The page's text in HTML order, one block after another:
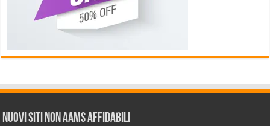
Nuovi siti non AAMS affidabili